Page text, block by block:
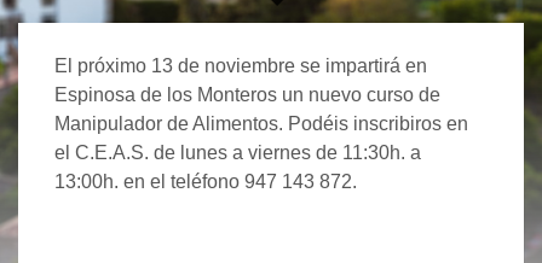
El próximo 13 de noviembre se impartirá en
Espinosa de los Monteros un nuevo curso de
Manipulador de Alimentos. Podéis inscribiros en
el C.E.A.S. de lunes a viernes de 11:30h. a
13:00h. en el teléfono 947 143 872.